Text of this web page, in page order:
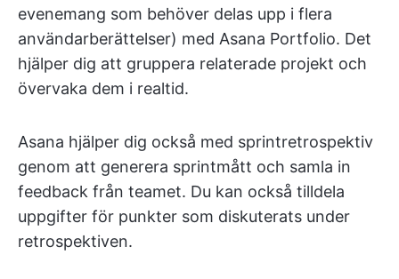
evenemang som behöver delas upp i flera
användarberättelser) med Asana Portfolio. Det
hjälper dig att gruppera relaterade projekt och
övervaka dem i realtid.
Asana hjälper dig också med sprintretrospektiv
genom att generera sprintmått och samla in
feedback från teamet. Du kan också tilldela
uppgifter för punkter som diskuterats under
retrospektiven.